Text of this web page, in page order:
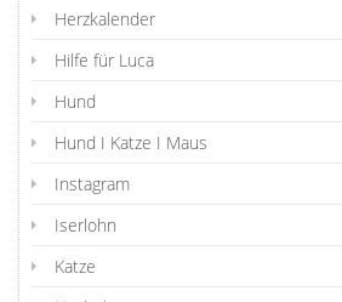
Herzkalender
Hilfe für Luca
Hund
Hund I Katze I Maus
Instagram
Iserlohn
Katze